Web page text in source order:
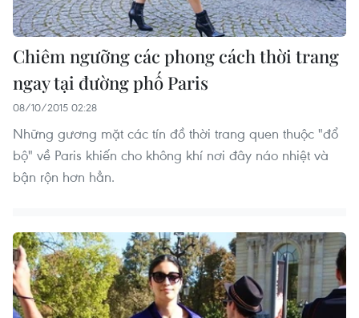
Chiêm ngưỡng các phong cách thời trang
ngay tại đường phố Paris
08/10/2015 02:28
Những gương mặt các tín đồ thời trang quen thuộc "đổ
bộ" về Paris khiến cho không khí nơi đây náo nhiệt và
bận rộn hơn hẳn.